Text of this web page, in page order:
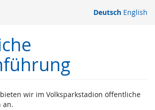
Deutsch English
wir im Volksparkstadion öffentliche
an.